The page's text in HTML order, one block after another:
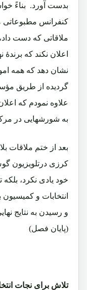
بدست آورد. بناءً
کنفرانس مطبوعاتی
ملاقاتی که دست
اعلان نکند که
نشان دهد که همه
گردیده از طریق
علاوه نمودم که
به شورشهایی در
بعد از ختم ملاقات
کرزی درتلویزیون
خود یادی نکرد،
انتخابات و
و رسیدن به نتایج
(پایان فصل)
تلاش برای نجات